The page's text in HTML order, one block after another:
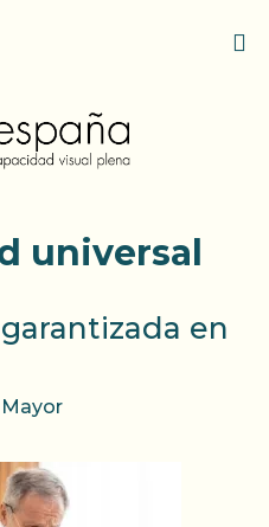
universal
en